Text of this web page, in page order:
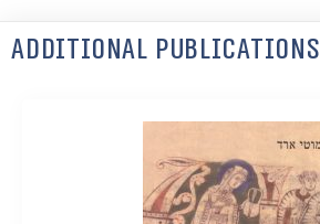
Additional Publications